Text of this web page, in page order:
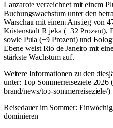
Lanzarote verzeichnet mit einem
Buchungswachstum unter den
Warschau mit einem Anstieg von
Küstenstadt Rijeka (+32
sowie Pula (+9 Prozent) und
Ebene weist Rio de Janeiro mit
stärkste Wachstum auf.
Weitere Informationen zu den
unter: Top Sommerreiseziele
brand/news/top-sommerreiseziele/)
Reisedauer im Sommer:
dominieren